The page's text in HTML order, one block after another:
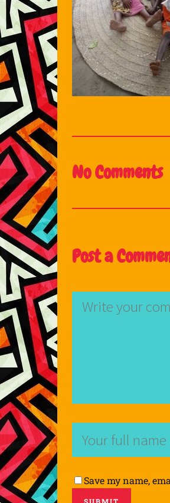
No Comments
Post a
Save my name,